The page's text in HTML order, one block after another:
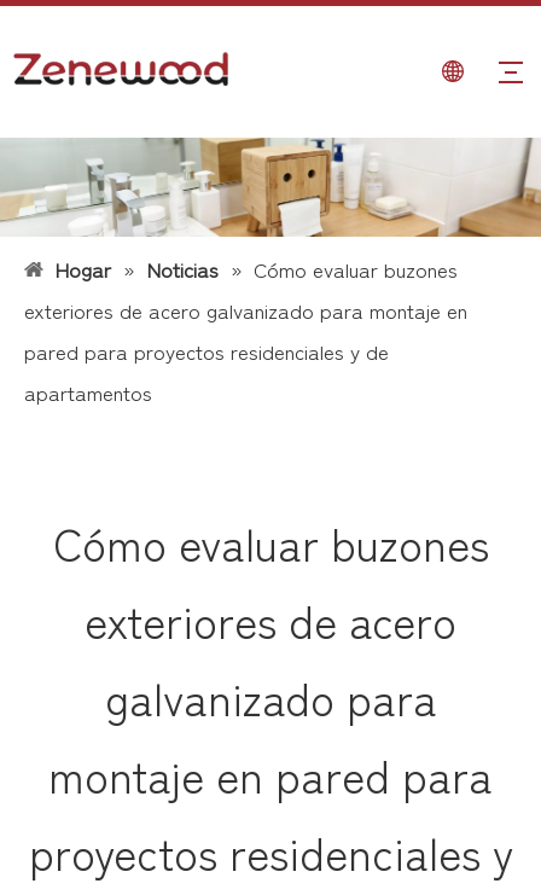
Hogar » Noticias » Cómo evaluar buzones
exteriores de acero galvanizado para montaje en
pared para proyectos residenciales y de
apartamentos
Cómo evaluar buzones
exteriores de acero
galvanizado para
montaje en pared para
proyectos residenciales y